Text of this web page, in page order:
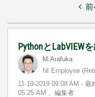
前
PythonとLabVIEW
M.Arafuka
NI Employee
‎11-19-2019 09:08 AM - 最
05:25 AM 、編集者: